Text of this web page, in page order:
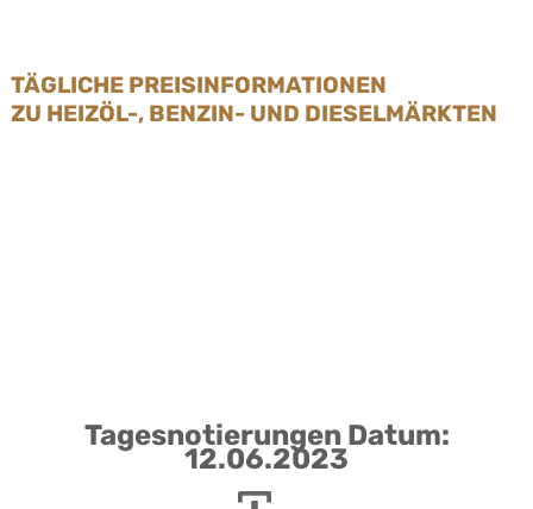
TÄGLICHE PREISINFORMATIONEN
ZU HEIZÖL-, BENZIN- UND DIESELMÄRKTEN
Tagesnotierungen Datum:
12.06.2023